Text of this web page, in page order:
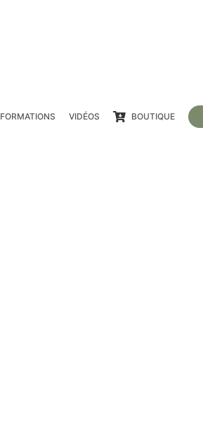
FORMATIONS VIDÉOS BOUTIQUE